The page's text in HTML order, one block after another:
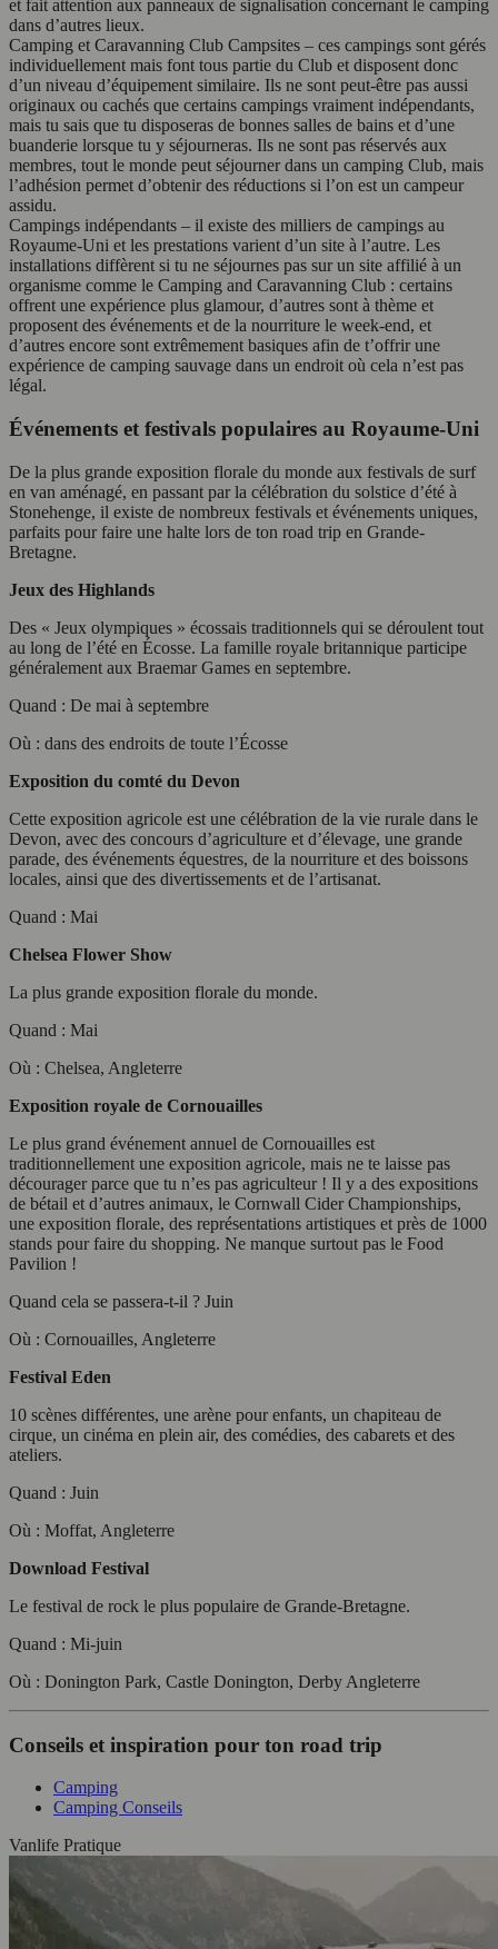
et fait attention aux panneaux de signalisation concernant le camping
dans d’autres lieux.
Camping et Caravanning Club Campsites – ces campings sont gérés
individuellement mais font tous partie du Club et disposent donc
d’un niveau d’équipement similaire. Ils ne sont peut-être pas aussi
originaux ou cachés que certains campings vraiment indépendants,
mais tu sais que tu disposeras de bonnes salles de bains et d’une
buanderie lorsque tu y séjourneras. Ils ne sont pas réservés aux
membres, tout le monde peut séjourner dans un camping Club, mais
l’adhésion permet d’obtenir des réductions si l’on est un campeur
assidu.
Campings indépendants – il existe des milliers de campings au
Royaume-Uni et les prestations varient d’un site à l’autre. Les
installations diffèrent si tu ne séjournes pas sur un site affilié à un
organisme comme le Camping and Caravanning Club : certains
offrent une expérience plus glamour, d’autres sont à thème et
proposent des événements et de la nourriture le week-end, et
d’autres encore sont extrêmement basiques afin de t’offrir une
expérience de camping sauvage dans un endroit où cela n’est pas
légal.
Événements et festivals populaires au Royaume-Uni
De la plus grande exposition florale du monde aux festivals de surf
en van aménagé, en passant par la célébration du solstice d’été à
Stonehenge, il existe de nombreux festivals et événements uniques,
parfaits pour faire une halte lors de ton road trip en Grande-
Bretagne.
Jeux des Highlands
Des « Jeux olympiques » écossais traditionnels qui se déroulent tout
au long de l’été en Écosse. La famille royale britannique participe
généralement aux Braemar Games en septembre.
Quand : De mai à septembre
Où : dans des endroits de toute l’Écosse
Exposition du comté du Devon
Cette exposition agricole est une célébration de la vie rurale dans le
Devon, avec des concours d’agriculture et d’élevage, une grande
parade, des événements équestres, de la nourriture et des boissons
locales, ainsi que des divertissements et de l’artisanat.
Quand : Mai
Chelsea Flower Show
La plus grande exposition florale du monde.
Quand : Mai
Où : Chelsea, Angleterre
Exposition royale de Cornouailles
Le plus grand événement annuel de Cornouailles est
traditionnellement une exposition agricole, mais ne te laisse pas
décourager parce que tu n’es pas agriculteur ! Il y a des expositions
de bétail et d’autres animaux, le Cornwall Cider Championships,
une exposition florale, des représentations artistiques et près de 1000
stands pour faire du shopping. Ne manque surtout pas le Food
Pavilion !
Quand cela se passera-t-il ? Juin
Où : Cornouailles, Angleterre
Festival Eden
10 scènes différentes, une arène pour enfants, un chapiteau de
cirque, un cinéma en plein air, des comédies, des cabarets et des
ateliers.
Quand : Juin
Où : Moffat, Angleterre
Download Festival
Le festival de rock le plus populaire de Grande-Bretagne.
Quand : Mi-juin
Où : Donington Park, Castle Donington, Derby Angleterre
Conseils et inspiration pour ton road trip
Camping
Camping Conseils
Vanlife Pratique